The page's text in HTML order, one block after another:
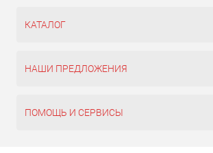
КАТАЛОГ
НАШИ ПРЕДЛОЖЕНИЯ
ПОМОЩЬ И СЕРВИСЫ